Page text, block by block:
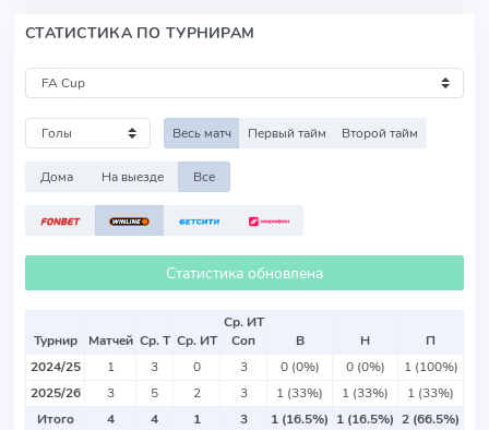
СТАТИСТИКА ПО ТУРНИРАМ
Весь матч Первый тайм Второй тайм
Дома На выезде Все
Статистика обновлена
Турнир Матчей Ср. Т Ср. ИТ
Ср. ИТ
Соп
В Н
П
2024/25
1 3 0 3 0 (0%) 0 (0%)
1 (100%)
2025/26
3 5 2 3 1 (33%) 1 (33%)
1 (33%)
Итого
4 4 1 3 1 (16.5%) 1 (16.5%) 2 (66.5%)